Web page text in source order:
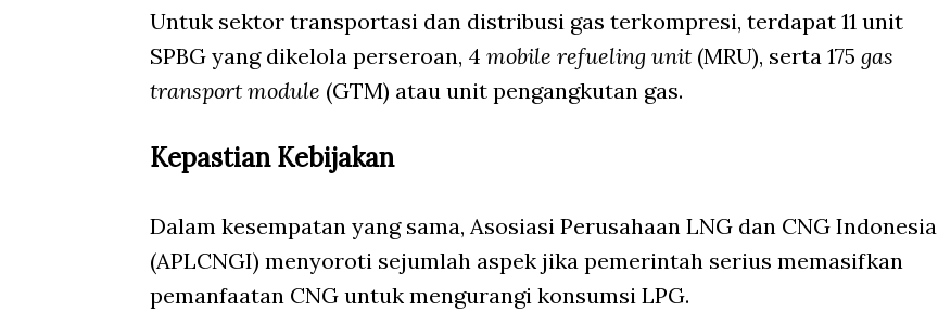
Untuk sektor transportasi dan distribusi gas terkompresi, terdapat 11 unit
SPBG yang dikelola perseroan, 4 mobile refueling unit (MRU), serta 175 gas
transport module (GTM) atau unit pengangkutan gas.
Kepastian Kebijakan
Dalam kesempatan yang sama, Asosiasi Perusahaan LNG dan CNG Indonesia
(APLCNGI) menyoroti sejumlah aspek jika pemerintah serius memasifkan
pemanfaatan CNG untuk mengurangi konsumsi LPG.